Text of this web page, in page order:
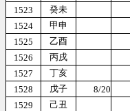
1523
癸未
1524
甲申
1525
乙酉
1526
丙戌
1527
丁亥
1528
戊子 8/20
1529
己丑